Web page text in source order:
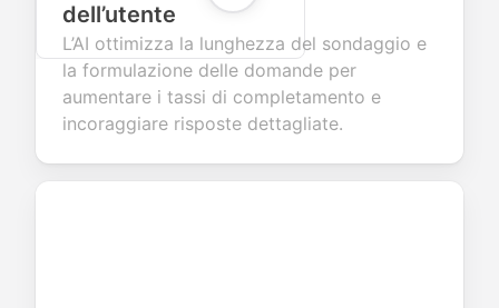
dell’utente
L’AI ottimizza la lunghezza del sondaggio e
la formulazione delle domande per
aumentare i tassi di completamento e
incoraggiare risposte dettagliate.